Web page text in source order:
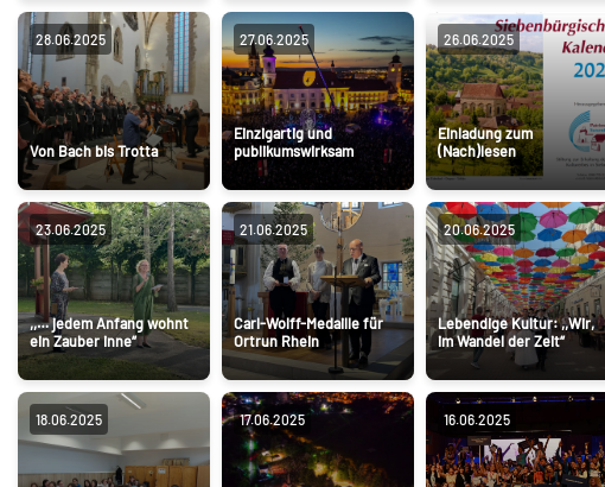
28.06.2025
Von Bach bis Trotta
27.06.2025
Einzigartig und
publikumswirksam
26.06.2025
Einladung zum
(Nach)lesen
23.06.2025
,,… jedem Anfang wohnt
ein Zauber inne“
21.06.2025
Carl-Wolff-Medaille für
Ortrun Rhein
20.06.2025
Lebendige Kultur: ,,Wir,
im Wandel der Zeit“
18.06.2025 17.06.2025 16.06.2025